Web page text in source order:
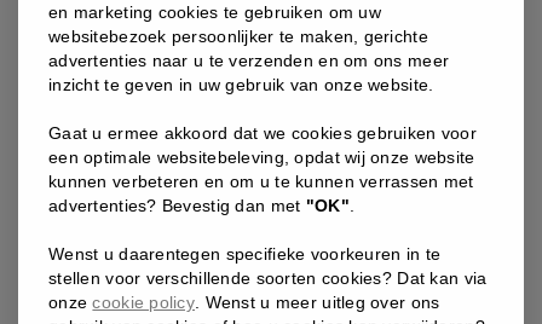
Versturen naar: *
Ik geef toestemming dat Mar Le Beau bovenstaande gegevens
17 maart 2026
een terugblik op 35 jaar evolutie
en marketing cookies te gebruiken om uw
websitebezoek persoonlijker te maken, gerichte
advertenties naar u te verzenden en om ons meer
inzicht te geven in uw gebruik van onze website.
Gaat u ermee akkoord dat we cookies gebruiken voor
een optimale websitebeleving, opdat wij onze website
kunnen verbeteren en om u te kunnen verrassen met
advertenties? Bevestig dan met "OK"
Wenst u daarentegen specifieke voorkeuren in te
stellen voor verschillende soorten cookies? Dat kan via
onzecookie policy . Wenst u meer uitleg over ons